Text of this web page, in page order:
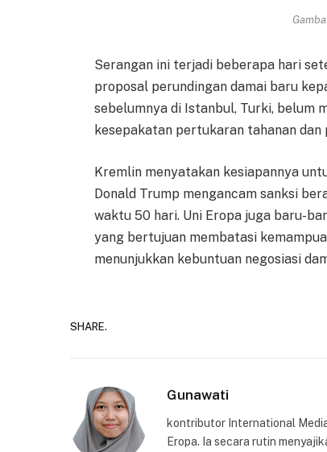
Serangan ini terjadi beberapa hari
proposal perundingan damai baru
sebelumnya di Istanbul, Turki, belum
kesepakatan pertukaran tahanan
Kremlin menyatakan kesiapannya
Donald Trump mengancam sanksi
waktu 50 hari. Uni Eropa juga baru-
yang bertujuan membatasi
menunjukkan kebuntuan negosiasi
SHARE.
Gunawati
kontributor International
Eropa. Ia secara rutin